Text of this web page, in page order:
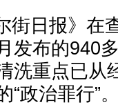
街日报》在
发布的940
洗重点已从
“政治罪行”